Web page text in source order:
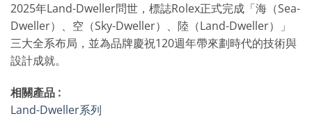
2025年Land-Dweller問世，標誌Rolex正式完成「海（Sea-
Dweller）、空（Sky-Dweller）、陸（Land-Dweller）」
三大全系布局，並為品牌慶祝120週年帶來劃時代的技術與
設計成就。
相關產品 :
Land-Dweller系列